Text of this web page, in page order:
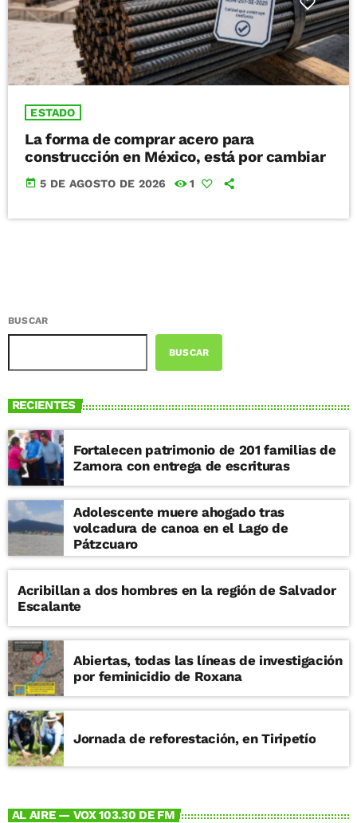
ESTADO
La forma de comprar acero para
construcción en México, está por cambiar
today 5 DE AGOSTO DE 2026 1
BUSCAR
BUSCAR
RECIENTES
Fortalecen patrimonio de 201 familias de
Zamora con entrega de escrituras
Adolescente muere ahogado tras
volcadura de canoa en el Lago de
Pátzcuaro
Acribillan a dos hombres en la región de Salvador
Escalante
Abiertas, todas las líneas de investigación
por feminicidio de Roxana
Jornada de reforestación, en Tiripetío
AL AIRE — VOX 103.30 DE FM